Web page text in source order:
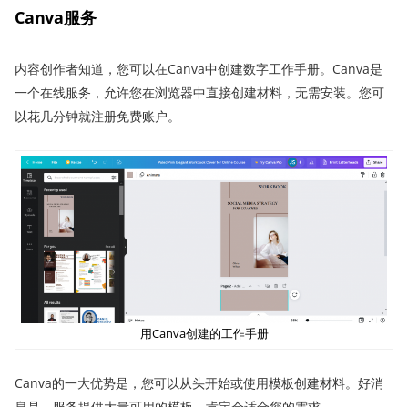
Canva服务
内容创作者知道，您可以在Canva中创建数字工作手册。Canva是
一个在线服务，允许您在浏览器中直接创建材料，无需安装。您可
以花几分钟就注册免费账户。
用Canva创建的工作手册
Canva的一大优势是，您可以从头开始或使用模板创建材料。好消